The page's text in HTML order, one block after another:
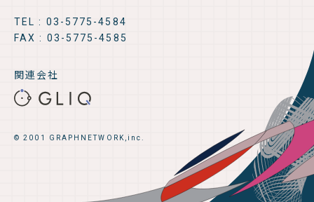
TEL : 03-5775-4584
FAX : 03-5775-4585
関連会社
© 2001 GRAPHNETWORK,inc.